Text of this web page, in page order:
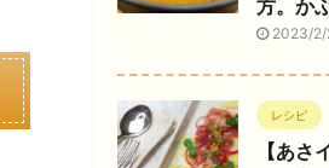
方。か
2023/2/
レシピ
【あさ